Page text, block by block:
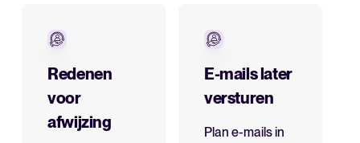
Redenen
voor
afwijzing
E-mails later
versturen
Plan e-mails in